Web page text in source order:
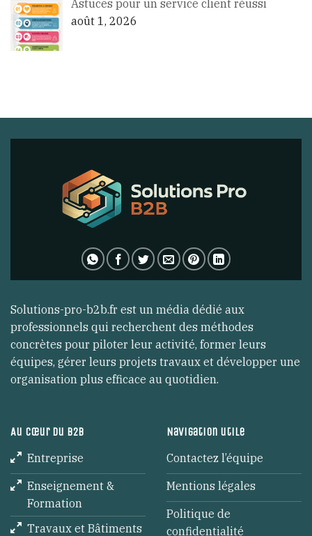
Astuces pour un service client réussi
août 1, 2026
Solutions-pro-b2b.fr est un média dédié aux
professionnels qui recherchent des méthodes
concrètes pour piloter leur activité, former leurs
équipes, gérer leurs projets travaux et développer une
organisation plus efficace au quotidien.
Au cœur du B2B
Entreprise
Enseignement &
Formation
Travaux et Bâtiments
Navigation utile
Contactez l’équipe
Mentions légales
Politique de
confidentialité